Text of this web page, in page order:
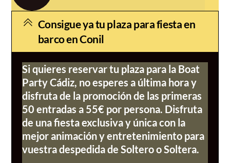
Consigue ya tu plaza para fiesta en
barco en Conil
Si quieres reservar tu plaza para la Boat
Party Cádiz, no esperes a última hora y
disfruta de la promoción de las primeras
50 entradas a 55€ por persona. Disfruta
de una fiesta exclusiva y única con la
mejor animación y entretenimiento para
vuestra despedida de Soltero o Soltera.